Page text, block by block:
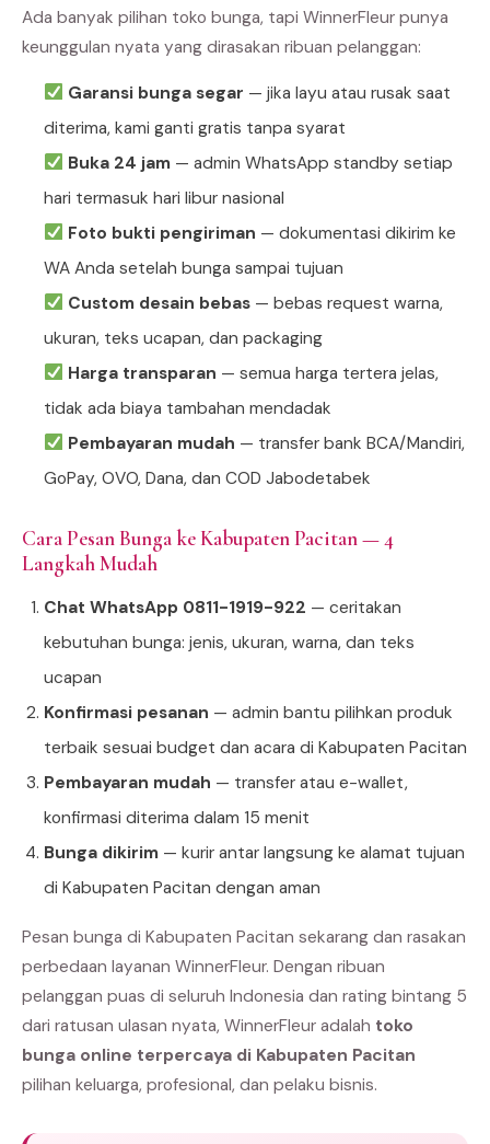
Ada banyak pilihan toko bunga, tapi WinnerFleur punya
keunggulan nyata yang dirasakan ribuan pelanggan:
Garansi bunga segar — jika layu atau rusak saat
diterima, kami ganti gratis tanpa syarat
Buka 24 jam— admin WhatsApp standby setiap
hari termasuk hari libur nasional
Foto bukti pengiriman — dokumentasi dikirim ke
WA Anda setelah bunga sampai tujuan
Custom desain bebas— bebas request warna,
ukuran, teks ucapan, dan packaging
Harga transparan — semua harga tertera jelas,
tidak ada biaya tambahan mendadak
Pembayaran mudah — transfer bank BCA/Mandiri,
GoPay, OVO, Dana, dan COD Jabodetabek
Cara Pesan Bunga ke Kabupaten Pacitan — 4
Langkah Mudah
Chat WhatsApp 0811-1919-922 — ceritakan
kebutuhan bunga: jenis, ukuran, warna, dan teks
ucapan
Konfirmasi pesanan — admin bantu pilihkan produk
terbaik sesuai budget dan acara di Kabupaten Pacitan
Pembayaran mudah — transfer atau e-wallet,
konfirmasi diterima dalam 15 menit
Bunga dikirim — kurir antar langsung ke alamat tujuan
di Kabupaten Pacitan dengan aman
Pesan bunga di Kabupaten Pacitan sekarang dan rasakan
perbedaan layanan WinnerFleur. Dengan ribuan
pelanggan puas di seluruh Indonesia dan rating bintang 5
dari ratusan ulasan nyata, WinnerFleur adalah toko
bunga online terpercaya di Kabupaten Pacitan
pilihan keluarga, profesional, dan pelaku bisnis.